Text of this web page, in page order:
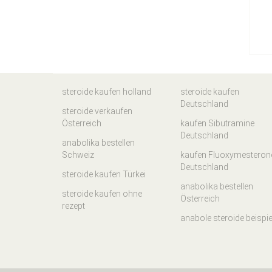
steroide kaufen holland
steroide verkaufen
Österreich
anabolika bestellen
Schweiz
steroide kaufen Türkei
steroide kaufen ohne
rezept
steroide kaufen
Deutschland
kaufen Sibutramine
Deutschland
kaufen
Deutschland
anabolika bestellen
Österreich
anabole steroide